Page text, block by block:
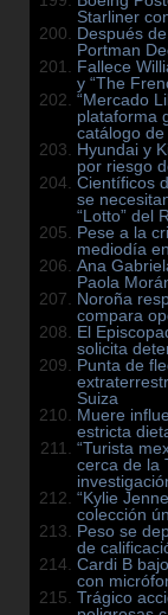
Starliner
Después
Portman
Fallece
y “The
“Mercado
plataforma
catálogo de
Hyundai y
por riesgo
Científicos
se
“Lotto” del
Pese a la
mediodía
Ana
Paola
Noroña
compara
El
solicita
Punta de
Suiza
Muere
estricta
“Turista
cerca de la
“Kylie
colección
Peso se
de
Cardi B
con
Trágico